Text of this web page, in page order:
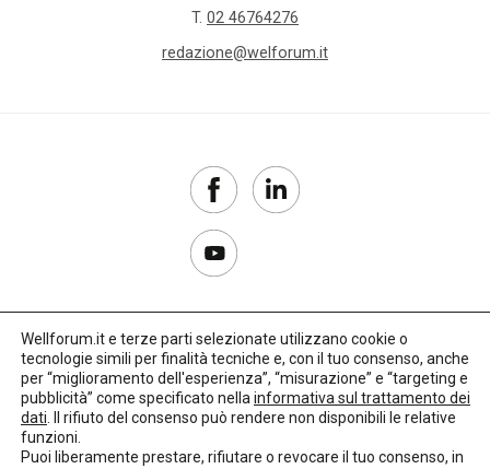
T. 02 46764276
redazione@welforum.it
Copyright 2017–2026
Privacy Policy
Wellforum.it e terze parti selezionate utilizzano cookie o
tecnologie simili per finalità tecniche e, con il tuo consenso, anche
per “miglioramento dell'esperienza”, “misurazione” e “targeting e
pubblicità” come specificato nella informativa sul trattamento dei
dati . Il rifiuto del consenso può rendere non disponibili le relative
funzioni.
Puoi liberamente prestare, rifiutare o revocare il tuo consenso, in